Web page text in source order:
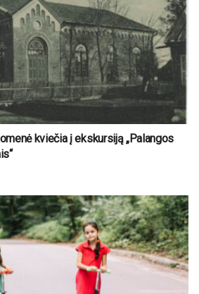
kviečia į ekskursiją „Palangos